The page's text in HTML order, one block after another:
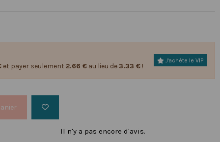
et payer seulement 2.66 €au lieu de3.33 €!
J'achète le VIP
Il n'y a pas encore d'avis.